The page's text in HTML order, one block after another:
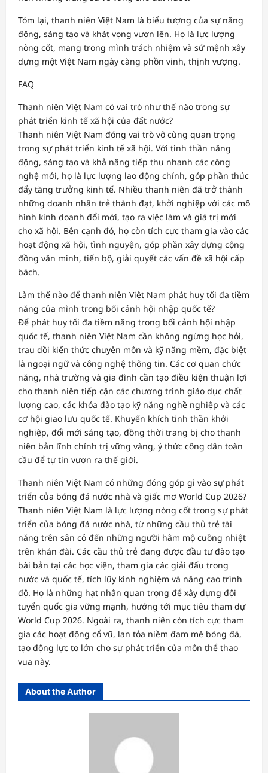
Tóm lại, thanh niên Việt Nam là biểu tượng của sự năng
động, sáng tạo và khát vọng vươn lên. Họ là lực lượng
nòng cốt, mang trong mình trách nhiệm và sứ mệnh xây
dựng một Việt Nam ngày càng phồn vinh, thịnh vượng.
FAQ
Thanh niên Việt Nam có vai trò như thế nào trong sự
phát triển kinh tế xã hội của đất nước?
Thanh niên Việt Nam đóng vai trò vô cùng quan trọng
trong sự phát triển kinh tế xã hội. Với tinh thần năng
động, sáng tạo và khả năng tiếp thu nhanh các công
nghệ mới, họ là lực lượng lao động chính, góp phần thúc
đẩy tăng trưởng kinh tế. Nhiều thanh niên đã trở thành
những doanh nhân trẻ thành đạt, khởi nghiệp với các mô
hình kinh doanh đổi mới, tạo ra việc làm và giá trị mới
cho xã hội. Bên cạnh đó, họ còn tích cực tham gia vào các
hoạt động xã hội, tình nguyện, góp phần xây dựng cộng
đồng văn minh, tiến bộ, giải quyết các vấn đề xã hội cấp
bách.
Làm thế nào để thanh niên Việt Nam phát huy tối đa tiềm
năng của mình trong bối cảnh hội nhập quốc tế?
Để phát huy tối đa tiềm năng trong bối cảnh hội nhập
quốc tế, thanh niên Việt Nam cần không ngừng học hỏi,
trau dồi kiến thức chuyên môn và kỹ năng mềm, đặc biệt
là ngoại ngữ và công nghệ thông tin. Các cơ quan chức
năng, nhà trường và gia đình cần tạo điều kiện thuận lợi
cho thanh niên tiếp cận các chương trình giáo dục chất
lượng cao, các khóa đào tạo kỹ năng nghề nghiệp và các
cơ hội giao lưu quốc tế. Khuyến khích tinh thần khởi
nghiệp, đổi mới sáng tạo, đồng thời trang bị cho thanh
niên bản lĩnh chính trị vững vàng, ý thức công dân toàn
cầu để tự tin vươn ra thế giới.
Thanh niên Việt Nam có những đóng góp gì vào sự phát
triển của bóng đá nước nhà và giấc mơ World Cup 2026?
Thanh niên Việt Nam là lực lượng nòng cốt trong sự phát
triển của bóng đá nước nhà, từ những cầu thủ trẻ tài
năng trên sân cỏ đến những người hâm mộ cuồng nhiệt
trên khán đài. Các cầu thủ trẻ đang được đầu tư đào tạo
bài bản tại các học viện, tham gia các giải đấu trong
nước và quốc tế, tích lũy kinh nghiệm và nâng cao trình
độ. Họ là những hạt nhân quan trọng để xây dựng đội
tuyển quốc gia vững mạnh, hướng tới mục tiêu tham dự
World Cup 2026. Ngoài ra, thanh niên còn tích cực tham
gia các hoạt động cổ vũ, lan tỏa niềm đam mê bóng đá,
tạo động lực to lớn cho sự phát triển của môn thể thao
vua này.
About the Author